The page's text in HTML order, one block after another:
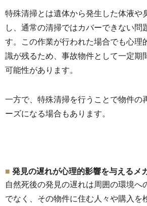
特殊清掃とは遺体から発生した体液や
し、 通常の清掃ではカバーできない問
す。 この作業が行われた場合でも心理
識が残るため、 事故物件として一定期
可能性があります。
一方で、 特殊清掃を行うことで物件の
ーズになる場合もあります。
発見の遅れが心理的影響を与えるメ
自然死後の発見の遅れは周囲の環境へ
でなく、 その物件に住む人々や購入を